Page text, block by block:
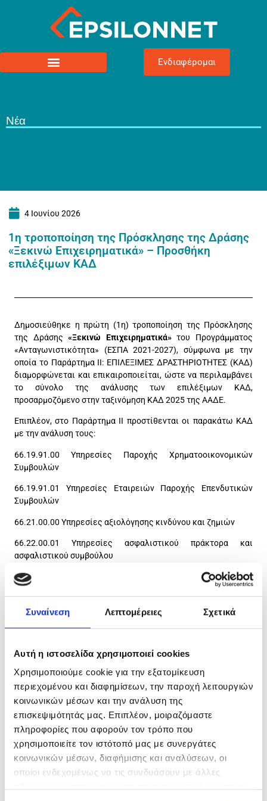
Συναίνεση Λεπτομέρειες Σχετικά
Αυτή η ιστοσελίδα χρησιμοποιεί cookies
Χρησιμοποιούμε cookie για την εξατομίκευση
περιεχομένου και διαφημίσεων, την παροχή λειτουργιών
κοινωνικών μέσων και την ανάλυση της
επισκεψιμότητάς μας. Επιπλέον, μοιραζόμαστε
πληροφορίες που αφορούν τον τρόπο που
χρησιμοποιείτε τον ιστότοπό μας με συνεργάτες
κοινωνικών μέσων, διαφήμισης και αναλύσεων, οι
οποίοι ενδεχομένως να τις συνδυάσουν με άλλες
Ενδιαφέρομαι
Νέα
4 Ιουνίου 2026
1η τροποποίηση της Πρόσκλησης της Δράσης
«Ξεκινώ Επιχειρηματικά» – Προσθήκη
επιλέξιμων ΚΑΔ
Δημοσιεύθηκε η πρώτη (1η) τροποποίηση της Πρόσκλησης
της Δράσης«Ξεκινώ Επιχειρηματικά»του Προγράμματος
«Ανταγωνιστικότητα» (ΕΣΠΑ 2021-2027), σύμφωνα με την
οποία το Παράρτημα ΙΙ: EΠΙΛΕΞΙΜΕΣ ΔΡΑΣΤΗΡΙΟΤΗΤΕΣ (ΚΑΔ)
διαμορφώνεται και επικαιροποιείται, ώστε να περιλαμβάνει
το σύνολο της ανάλυσης των επιλέξιμων ΚΑΔ,
προσαρμοζόμενο στην ταξινόμηση ΚΑΔ 2025 της ΑΑΔΕ.
Επιπλέον, στο Παράρτημα ΙΙ προστίθενται οι παρακάτω ΚΑΔ
με την ανάλυση τους:
66.19.91.00 Υπηρεσίες Παροχής Χρηματοοικονομικών
Συμβουλών
66.19.91.01 Υπηρεσίες Εταιρειών Παροχής Επενδυτικών
Συμβουλών
66.21.00.00 Υπηρεσίες αξιολόγησης κινδύνου και ζημιών
66.22.00.01 Υπηρεσίες ασφαλιστικού πράκτορα και
ασφαλιστικού συμβούλου
66.22.00.04 Υπηρεσίες εκτιμητή, πραγματογνώμονα
ασφαλίσεων
66.22.00.05 Υπηρεσίες μεσίτη ασφαλίσεων και
και συνταξιοδοτικά θέματα
66.22.00.08 Υπηρεσίες συντονιστή ασφαλιστικών πρακτόρων
66.22.00.09 Υπηρεσίες συντονιστή παραγωγών ασφαλίσεων
66.22.00.10 Υπηρεσίες ασφαλιστικού διαμεσολαβητή
66.29.01.00 Αναλογιστικές υπηρεσίες
66.29.01.01 Υπηρεσίες υπολογισμού ασφαλιστικών κινδύνων